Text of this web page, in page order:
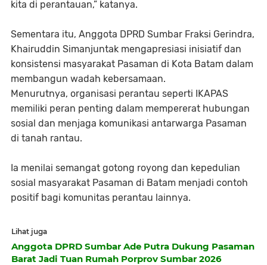
kita di perantauan,” katanya.
Sementara itu, Anggota DPRD Sumbar Fraksi Gerindra,
Khairuddin Simanjuntak mengapresiasi inisiatif dan
konsistensi masyarakat Pasaman di Kota Batam dalam
membangun wadah kebersamaan.
Menurutnya, organisasi perantau seperti IKAPAS
memiliki peran penting dalam mempererat hubungan
sosial dan menjaga komunikasi antarwarga Pasaman
di tanah rantau.
Ia menilai semangat gotong royong dan kepedulian
sosial masyarakat Pasaman di Batam menjadi contoh
positif bagi komunitas perantau lainnya.
Lihat juga
Anggota DPRD Sumbar Ade Putra Dukung Pasaman
Barat Jadi Tuan Rumah Porprov Sumbar 2026